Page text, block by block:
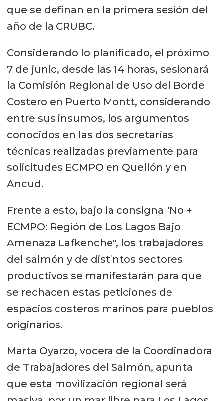
que se definan en la primera sesión del
año de la CRUBC.
Considerando lo planificado, el próximo
7 de junio, desde las 14 horas, sesionará
la Comisión Regional de Uso del Borde
Costero en Puerto Montt, considerando
entre sus insumos, los argumentos
conocidos en las dos secretarías
técnicas realizadas previamente para
solicitudes ECMPO en Quellón y en
Ancud.
Frente a esto, bajo la consigna "No +
ECMPO: Región de Los Lagos Bajo
Amenaza Lafkenche", los trabajadores
del salmón y de distintos sectores
productivos se manifestarán para que
se rechacen estas peticiones de
espacios costeros marinos para pueblos
originarios.
Marta Oyarzo, vocera de la Coordinadora
de Trabajadores del Salmón, apunta
que esta movilización regional será